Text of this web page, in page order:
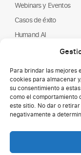
Para brindar las mejores
cookies para almacenar
su consentimiento a
como el comportamiento
este sitio. No dar o
negativamente a
Webinars y Eventos
Casos de éxito
Humand AI
Guías y Reportes
Nosotros
Humand
Página de empleo
Partners